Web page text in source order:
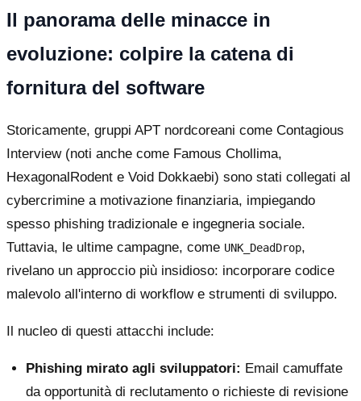
Il panorama delle minacce in
evoluzione: colpire la catena di
fornitura del software
Storicamente, gruppi APT nordcoreani come Contagious
Interview (noti anche come Famous Chollima,
HexagonalRodent e Void Dokkaebi) sono stati collegati al
cybercrimine a motivazione finanziaria, impiegando
spesso phishing tradizionale e ingegneria sociale.
Tuttavia, le ultime campagne, come UNK_DeadDrop,
rivelano un approccio più insidioso: incorporare codice
malevolo all'interno di workflow e strumenti di sviluppo.
Il nucleo di questi attacchi include:
Phishing mirato agli sviluppatori: Email camuffate
da opportunità di reclutamento o richieste di revisione